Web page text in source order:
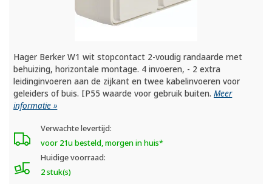
Hager Berker W1 wit stopcontact 2-voudig randaarde met
behuizing, horizontale montage. 4 invoeren, - 2 extra
leidinginvoeren aan de zijkant en twee kabelinvoeren voor
geleiders of buis. IP55 waarde voor gebruik buiten.Meer
informatie »
Verwachte levertijd:
voor 21u besteld, morgen in huis*
Huidige voorraad:
2 stuk(s)